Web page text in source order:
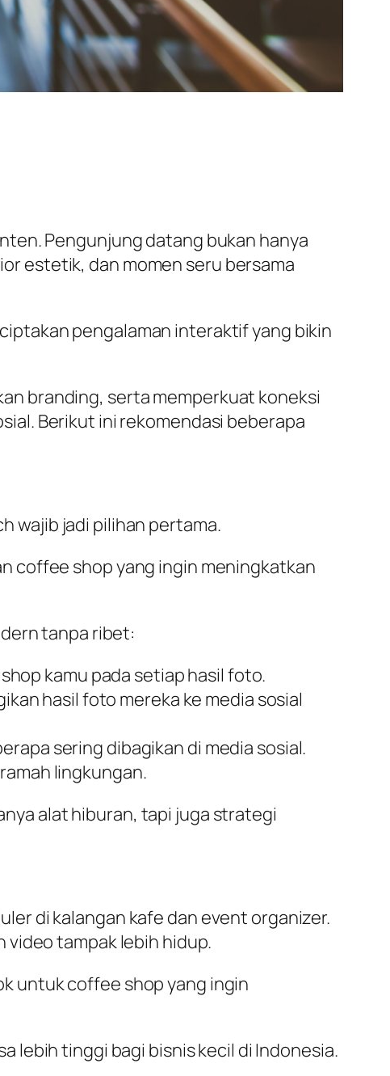
Pengunjung datang bukan hanya
estetik, dan momen seru bersama
pengalaman interaktif yang bikin
branding, serta memperkuat koneksi
Berikut ini rekomendasi beberapa
wajib jadi pilihan pertama.
coffee shop yang ingin meningkatkan
tanpa ribet:
kamu pada setiap hasil foto.
hasil foto mereka ke media sosial
sering dibagikan di media sosial.
lingkungan.
alat hiburan, tapi juga strategi
di kalangan kafe dan event organizer.
video tampak lebih hidup.
untuk coffee shop yang ingin
lebih tinggi bagi bisnis kecil di Indonesia.